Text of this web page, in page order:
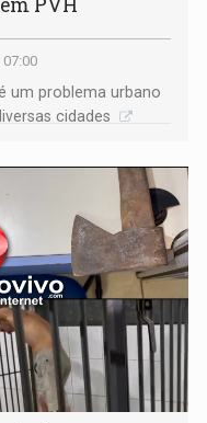
PVH
um problema urbano
cidades